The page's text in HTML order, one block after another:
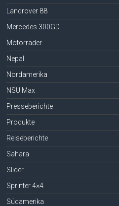
Landrover 88
Mercedes 300GD
Motorräder
Nepal
Nordamerika
NSU Max
Presseberichte
Produkte
Reiseberichte
Sahara
Slider
Sprinter 4×4
Südamerika